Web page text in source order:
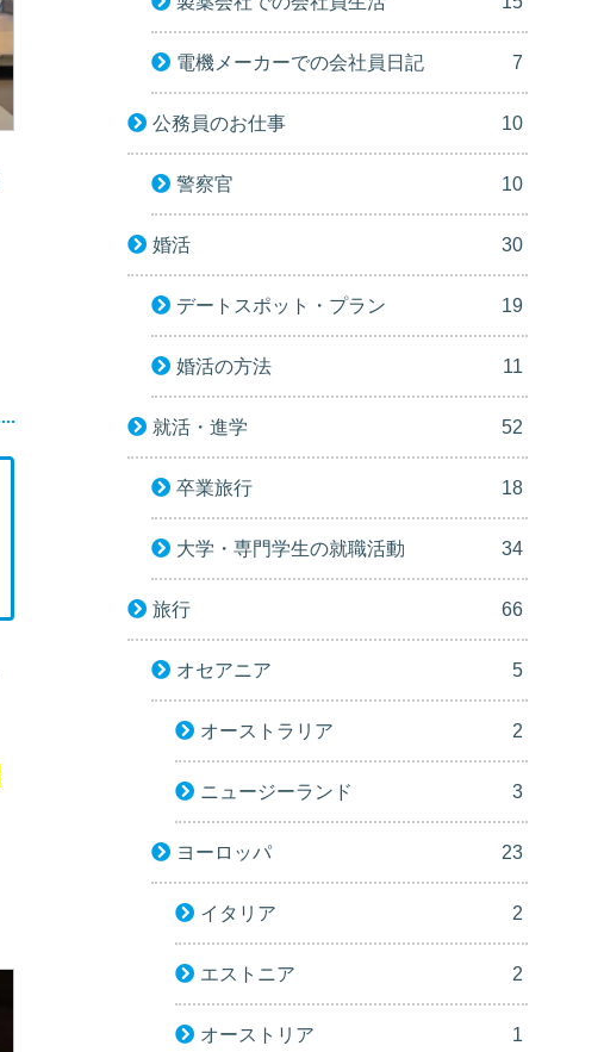
電機メーカーでの会社員日記 7
公務員のお仕事 10
警察官 10
婚活 30
デートスポット・プラン 19
婚活の方法 11
就活・進学 52
卒業旅行 18
大学・専門学生の就職活動 34
旅行 66
オセアニア 5
オーストラリア 2
ニュージーランド 3
ヨーロッパ 23
イタリア 2
エストニア 2
オーストリア 1